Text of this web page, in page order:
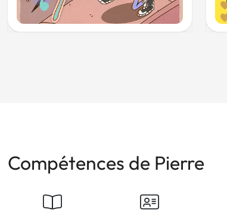
Compétences de Pierre